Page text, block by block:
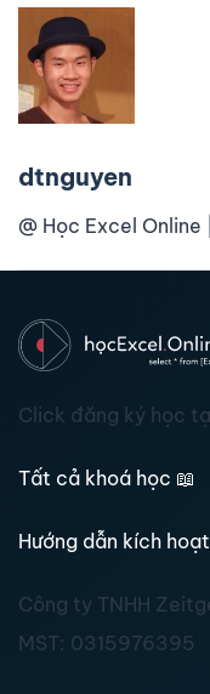
dtnguyen
@ Học Excel
Click đăng ký học
Tất cả khoá học 📖
Hướng dẫn kích hoạt
Công ty TNHH
MST: 0315976395